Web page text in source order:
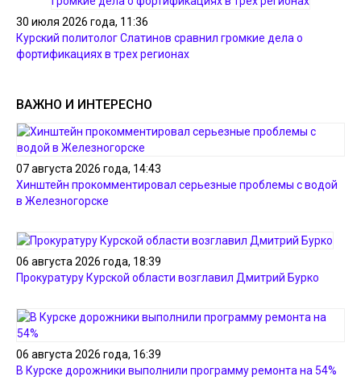
30 июля 2026 года, 11:36
Курский политолог Слатинов сравнил громкие дела о
фортификациях в трех регионах
ВАЖНО И ИНТЕРЕСНО
07 августа 2026 года, 14:43
Хинштейн прокомментировал серьезные проблемы с водой
в Железногорске
06 августа 2026 года, 18:39
Прокуратуру Курской области возглавил Дмитрий Бурко
06 августа 2026 года, 16:39
В Курске дорожники выполнили программу ремонта на 54%